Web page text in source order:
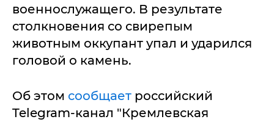
военнослужащего. В результате
столкновения со свирепым
животным оккупант упал и ударился
головой о камень.
Об этом сообщает российский
Telegram-канал "Кремлевская